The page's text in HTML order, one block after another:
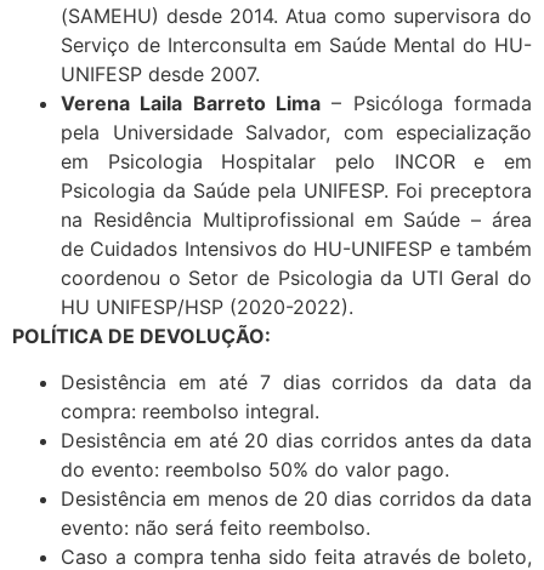
(SAMEHU) desde 2014. Atua como supervisora do
Serviço de Interconsulta em Saúde Mental do HU-
UNIFESP desde 2007.
Verena Laila Barreto Lima – Psicóloga formada
pela Universidade Salvador, com especialização
em Psicologia Hospitalar pelo INCOR e em
Psicologia da Saúde pela UNIFESP. Foi preceptora
na Residência Multiprofissional em Saúde – área
de Cuidados Intensivos do HU-UNIFESP e também
coordenou o Setor de Psicologia da UTI Geral do
HU UNIFESP/HSP (2020-2022).
POLÍTICA DE DEVOLUÇÃO:
Desistência em até 7 dias corridos da data da
compra: reembolso integral.
Desistência em até 20 dias corridos antes da data
do evento: reembolso 50% do valor pago.
Desistência em menos de 20 dias corridos da data
evento: não será feito reembolso.
Caso a compra tenha sido feita através de boleto,